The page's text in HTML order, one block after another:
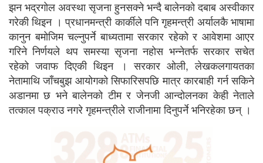
झन भद्रगोल अवस्था सृजना हुनसक्ने भन्दै बालेनको दबाब अस्वीकार
गरेकी थिइन । प्रधानमन्त्री कार्कीले पनि गृहमन्त्री अर्यालकै भाषामा
कानुन बमोजिम चल्नुपर्ने बाध्यतामा सरकार रहेको र आवेशमा आएर
गरिने निर्णयले थप समस्या सृजना नहोस भन्नेतर्फ सरकार सचेत
रहेको जवाफ दिएकी थिइन । सरकार ओली, लेखकलगायतका
नेतामाथि जाँचबुझ आयोगको सिफारिसपछि मात्र कारबाही गर्न सकिने
अडानमा छ भने बालेनको टीम र जेनजी आन्दोलनका केही नेताले
तत्काल पक्राउ नगरे गृहमन्त्रीले राजीनामा दिनुपर्ने भनिरहेका छन् ।